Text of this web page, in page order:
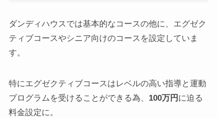
ダンディハウスでは基本的なコースの他に、エグゼク
ティブコースやシニア向けのコースを設定していま
す。
特にエグゼクティブコースはレベルの高い指導と運動
プログラムを受けることができる為、 100万円 に迫る
料金設定に。